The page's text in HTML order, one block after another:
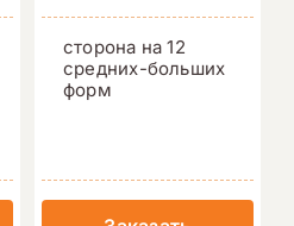
сторона на 12
средних-больших
форм